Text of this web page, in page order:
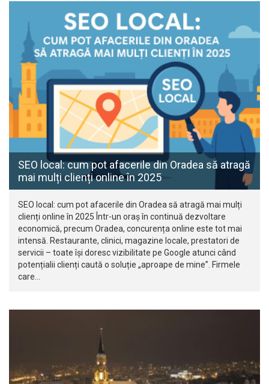
SEO local: cum pot afacerile din Oradea să atragă
mai mulți clienți online în 2025
SEO local: cum pot afacerile din Oradea să atragă mai mulți
clienți online în 2025 Într-un oraș în continuă dezvoltare
economică, precum Oradea, concurența online este tot mai
intensă. Restaurante, clinici, magazine locale, prestatori de
servicii – toate își doresc vizibilitate pe Google atunci când
potențialii clienți caută o soluție „aproape de mine”. Firmele
care…